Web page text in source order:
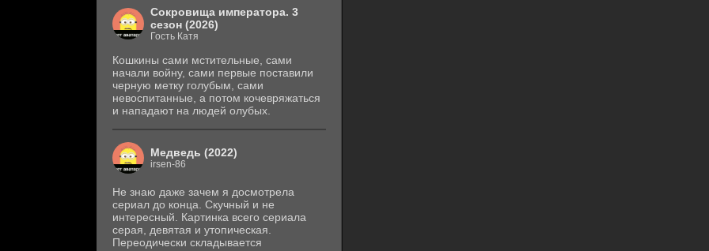
Сокровища императора. 3
сезон (2026)
Гость Катя
Кошкины сами мстительные, сами
начали войну, сами первые поставили
черную метку голубым, сами
невоспитанные, а потом кочевряжаться
и нападают на людей олубых.
Медведь (2022)
irsen-86
Не знаю даже зачем я досмотрела
сериал до конца. Скучный и не
интересный. Картинка всего сериала
серая, девятая и утопическая.
Переодически складывается